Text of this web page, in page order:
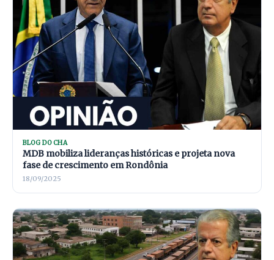
BLOG DO CHA
MDB mobiliza lideranças históricas e projeta nova
fase de crescimento em Rondônia
18/09/2025